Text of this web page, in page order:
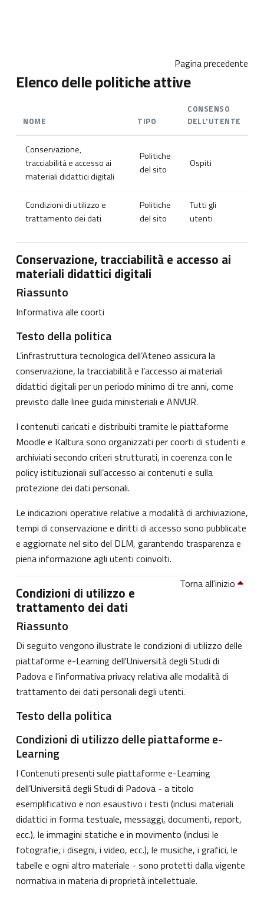
Pagina precedente
Elenco delle politiche attive
NOME TIPO
CONSENSO
DELL'UTENTE
Conservazione,
tracciabilità e accesso ai
materiali didattici digitali
Politiche
del sito
Ospiti
Condizioni di utilizzo e
trattamento dei dati
Politiche
del sito
Tutti gli
utenti
Conservazione, tracciabilità e accesso ai
materiali didattici digitali
Riassunto
Informativa alle coorti
Testo della politica
L’infrastruttura tecnologica dell’Ateneo assicura la
conservazione, la tracciabilità e l’accesso ai materiali
didattici digitali per un periodo minimo di tre anni, come
previsto dalle linee guida ministeriali e ANVUR.
I contenuti caricati e distribuiti tramite le piattaforme
Moodle e Kaltura sono organizzati per coorti di studenti e
archiviati secondo criteri strutturati, in coerenza con le
policy istituzionali sull’accesso ai contenuti e sulla
protezione dei dati personali.
Le indicazioni operative relative a modalità di archiviazione,
tempi di conservazione e diritti di accesso sono pubblicate
e aggiornate nel sito del DLM, garantendo trasparenza e
piena informazione agli utenti coinvolti.
Torna all'inizio
Condizioni di utilizzo e
trattamento dei dati
Riassunto
Di seguito vengono illustrate le condizioni di utilizzo delle
piattaforme e-Learning dell'Università degli Studi di
Padova e l'informativa privacy relativa alle modalità di
trattamento dei dati personali degli utenti.
Testo della politica
Condizioni di utilizzo delle piattaforme e-
Learning
I Contenuti presenti sulle piattaforme e-Learning
dell’Università degli Studi di Padova - a titolo
esemplificativo e non esaustivo i testi (inclusi materiali
didattici in forma testuale, messaggi, documenti, report,
ecc.), le immagini statiche e in movimento (inclusi le
fotografie, i disegni, i video, ecc.), le musiche, i grafici, le
tabelle e ogni altro materiale - sono protetti dalla vigente
normativa in materia di proprietà intellettuale.